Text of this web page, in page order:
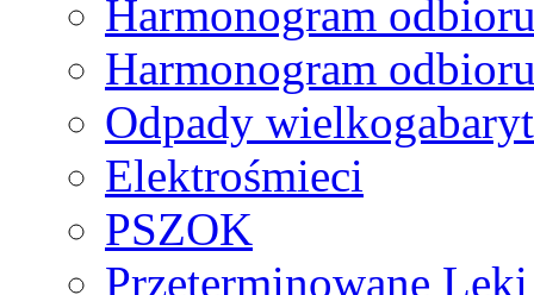
Harmonogram
Harmonogram
Odpady
Elektrośmieci
PSZOK
Przeterminowane Leki